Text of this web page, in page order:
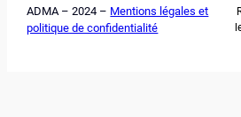
ADMA – 2024 – Mentions légales et
politique de confidentialité